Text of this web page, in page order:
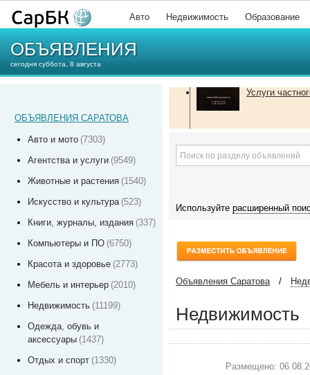
Авто Недвижимость Образование
ОБЪЯВЛЕНИЯ
сегодня суббота, 8 августа
ОБЪЯВЛЕНИЯ САРАТОВА
Авто и мото (7303)
Агентства и услуги (9549)
Животные и растения (1540)
Искусство и культура (523)
Книги, журналы, издания (337)
Компьютеры и ПО (6750)
Красота и здоровье (2773)
Мебель и интерьер (2010)
Недвижимость (11199)
Одежда, обувь и
аксессуары (1437)
Отдых и спорт (1330)
Услуги
Используйте расширенный
Объявления Саратова /
Недвижимость
Размещено: